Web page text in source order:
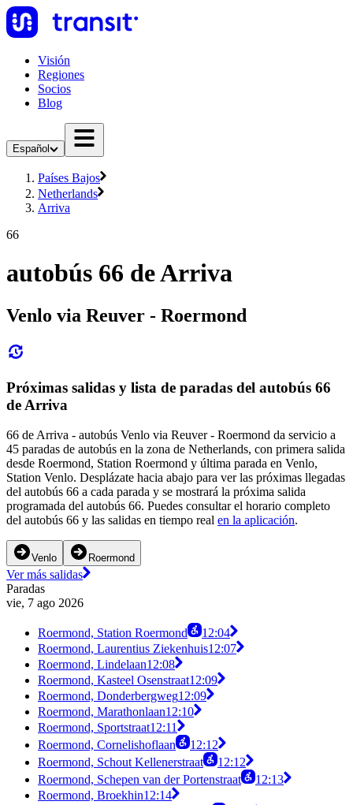
Visión
Regiones
Socios
Blog
Español
Países Bajos
Netherlands
Arriva
66
autobús 66 de Arriva
Venlo via Reuver - Roermond
Próximas salidas y lista de paradas del autobús 66
de Arriva
66 de Arriva - autobús Venlo via Reuver - Roermond da servicio a
45 paradas de autobús en la zona de Netherlands, con primera salida
desde Roermond, Station Roermond y última parada en Venlo,
Station Venlo. Desplázate hacia abajo para ver las próximas llegadas
del autobús 66 a cada parada y se mostrará la próxima salida
programada del autobús 66. Puedes consultar el horario completo
del autobús 66 y las salidas en tiempo real en la aplicación.
Venlo Roermond
Ver más salidas
Paradas
vie, 7 ago 2026
Roermond, Station Roermond
12:04
Roermond, Laurentius Ziekenhuis12:07
Roermond, Lindelaan12:08
Roermond, Kasteel Osenstraat12:09
Roermond, Donderbergweg12:09
Roermond, Marathonlaan12:10
Roermond, Sportstraat12:11
Roermond, Cornelishoflaan
12:12
Roermond, Schout Kellenerstraat
12:12
Roermond, Schepen van der Portenstraat
12:13
Roermond, Broekhin12:14